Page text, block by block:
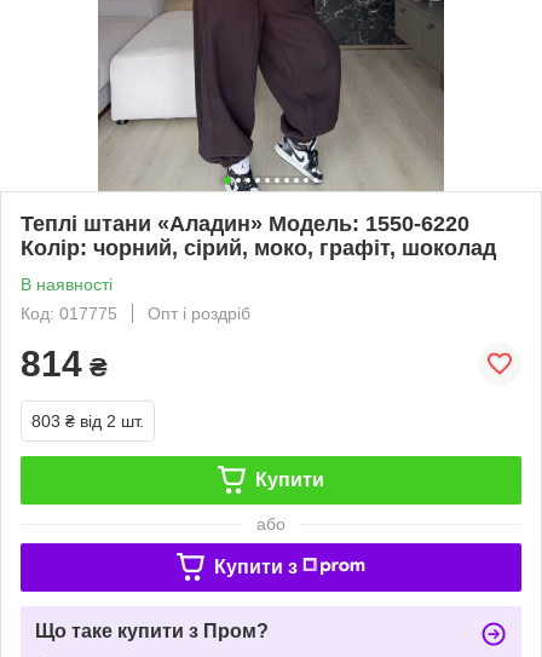
Теплі штани «Аладин» Модель: 1550-6220
Колір: чорний, сірий, моко, графіт, шоколад
В наявності
Код: 017775
Опт і роздріб
814 ₴
803 ₴ від 2 шт.
Купити
або
Купити з
Що таке купити з Пром?